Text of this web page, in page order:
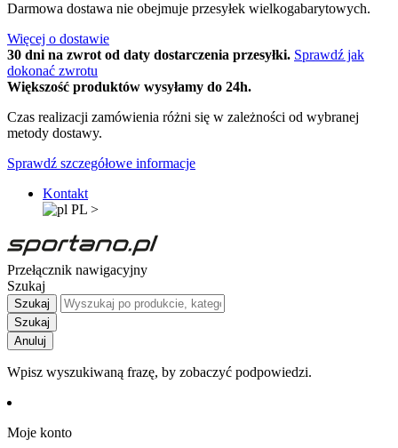
Darmowa dostawa nie obejmuje przesyłek wielkogabarytowych.
Więcej o dostawie
30 dni na zwrot od daty dostarczenia przesyłki. Sprawdź jak
dokonać zwrotu
Większość produktów wysyłamy do 24h.
Czas realizacji zamówienia różni się w zależności od wybranej
metody dostawy.
Sprawdź szczegółowe informacje
Kontakt
PL >
Przełącznik nawigacyjny
Szukaj
Szukaj
Szukaj
Anuluj
Wpisz wyszukiwaną frazę, by zobaczyć podpowiedzi.
Moje konto